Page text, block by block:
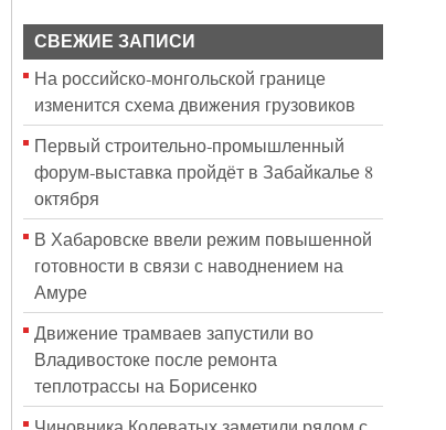
СВЕЖИЕ ЗАПИСИ
На российско‑монгольской границе
изменится схема движения грузовиков
Первый строительно‑промышленный
форум‑выставка пройдёт в Забайкалье 8
октября
В Хабаровске ввели режим повышенной
готовности в связи с наводнением на
Амуре
Движение трамваев запустили во
Владивостоке после ремонта
теплотрассы на Борисенко